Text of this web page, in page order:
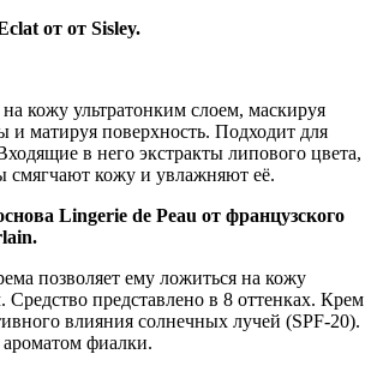
от от Sisley.
кожу ультратонким слоем, маскируя
матируя поверхность. Подходит для
в него экстракты липового цвета,
смягчают кожу и увлажняют её.
Lingerie de Peau от французского
позволяет ему ложиться на кожу
Средство представлено в 8 оттенках. Крем
влияния солнечных лучей (SPF-20).
фиалки.